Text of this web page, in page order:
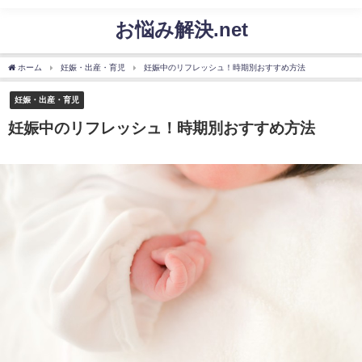
お悩み解決.net
ホーム 妊娠・出産・育児 妊娠中のリフレッシュ！時期別おすすめ方法
妊娠・出産・育児
妊娠中のリフレッシュ！時期別おすすめ方法